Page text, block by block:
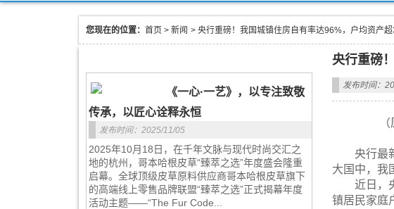
您现在的位置： 首页 > 新闻 > 央行重磅！我国城镇住房自有率达96%，户均资产
《一心·一艺》，以专注致敬
传承，以匠心诠释永恒
发布时间：2025/11/05
2025年10月18日，在千年文脉与现代时尚交汇之
地的杭州，哥本哈根皮草“臻萃之选”年度盛会隆重
启幕。全球顶级皮草原料供应商哥本哈根皮草旗下
的高端线上零售品牌联盟“臻萃之选”正式揭幕年度
活动主题——“The Fur Code...
央行重磅
发布时间：
央行最
大国中，我
近日，
镇居民家庭